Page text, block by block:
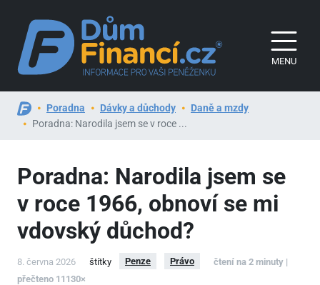
MENU
Poradna Dávky a důchody
Daně a mzdy
Poradna: Narodila jsem se v roce ...
Poradna: Narodila jsem se
v roce 1966, obnoví se mi
vdovský důchod?
8. června 2026 štítky Penze Právo
čtení na 2 minuty |
přečteno 11130×